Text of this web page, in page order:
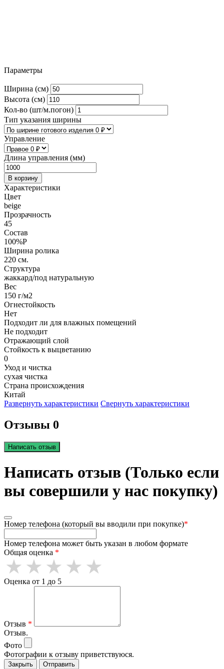
Параметры
Ширина (см)
Высота (см)
Кол-во (шт/м.погон)
Тип указания ширины
Управление
Длина управления (мм)
В корзину
Характеристики
Цвет
beige
Прозрачность
45
Состав
100%P
Ширина ролика
220 см.
Структура
жаккард/под натуральную
Вес
150 г/м2
Огнестойкость
Нет
Подходит ли для влажных помещений
Не подходит
Отражающий слой
Стойкость к выцветанию
0
Уход и чистка
сухая чистка
Страна происхождения
Китай
Развернуть характеристики Свернуть характеристики
Отзывы 0
Написать отзыв
Написать отзыв (Только если
вы совершили у нас покупку)
Номер телефона (который вы вводили при покупке)*
Номер телефона может быть указан в любом формате
Общая оценка *
Оценка от 1 до 5
Отзыв *
Отзыв.
Фото
Фотографии к отзыву приветствуюся.
Закрыть Отправить